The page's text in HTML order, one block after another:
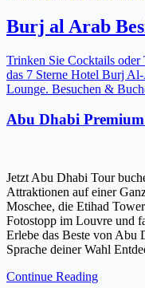
Burj al Arab
Trinken Sie Cocktails
das 7 Sterne Hotel Burj
Lounge. Besuchen &
Abu Dhabi
Jetzt Abu Dhabi Tour
Attraktionen auf einer
Moschee, die Etihad
Fotostopp im Louvre und
Erlebe das Beste von Abu
Sprache deiner Wahl
Continue Reading